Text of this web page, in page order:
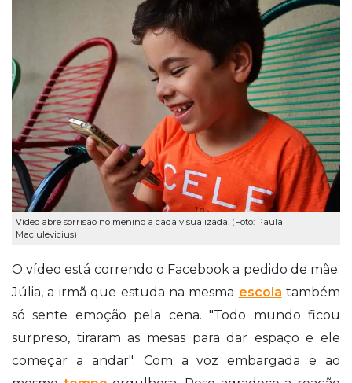
Vídeo abre sorrisão no menino a cada visualizada. (Foto: Paula
Maciulevicius)
O vídeo está correndo o Facebook a pedido de mãe.
Júlia, a irmã que estuda na mesma escola também
só sente emoção pela cena. "Todo mundo ficou
surpreso, tiraram as mesas para dar espaço e ele
começar a andar". Com a voz embargada e ao